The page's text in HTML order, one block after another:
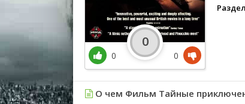
0
0
0
О чем Фильм Тайные